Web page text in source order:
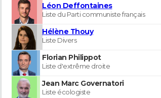
Léon Deffontaines
Liste du Parti communiste français
Hélène Thouy
Liste Divers
Florian Philippot
Liste d'extrême droite
Jean Marc Governatori
Liste écologiste